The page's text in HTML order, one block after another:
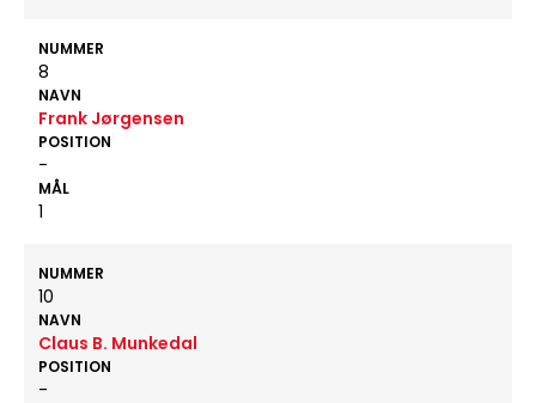
NUMMER
8
NAVN
Frank Jørgensen
POSITION
-
MÅL
1
NUMMER
10
NAVN
Claus B. Munkedal
POSITION
-